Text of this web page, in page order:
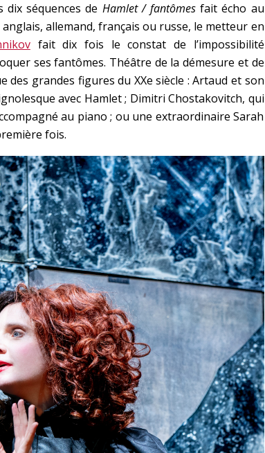
dix séquences de Hamlet / fantômes fait écho au
allemand, français ou russe, le metteur en
fait dix fois le constat de l’impossibilité
ses fantômes. Théâtre de la démesure et de
des grandes figures du XXe siècle : Artaud et son
avec Hamlet ; Dimitri Chostakovitch, qui
au piano ; ou une extraordinaire Sarah
fois.